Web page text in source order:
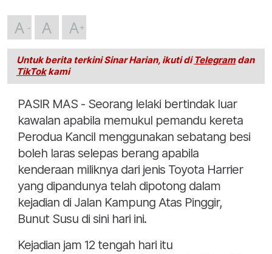
A A A
Untuk berita terkini Sinar Harian, ikuti di Telegramdan
TikTokkami
PASIR MAS - Seorang lelaki bertindak luar
kawalan apabila memukul pemandu kereta
Perodua Kancil menggunakan sebatang besi
boleh laras selepas berang apabila
kenderaan miliknya dari jenis Toyota Harrier
yang dipandunya telah dipotong dalam
kejadian di Jalan Kampung Atas Pinggir,
Bunut Susu di sini hari ini.
Kejadian jam 12 tengah hari itu